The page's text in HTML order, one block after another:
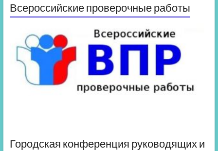
Всероссийские проверочные работы
Городская конференция руководящих и